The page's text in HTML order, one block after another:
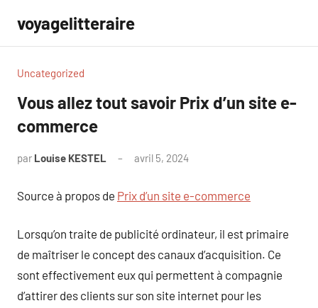
contenu
voyagelitteraire
Uncategorized
Vous allez tout savoir Prix d’un site e-
commerce
par Louise KESTEL avril 5, 2024
Source à propos de Prix d’un site e-commerce
Lorsqu’on traite de publicité ordinateur, il est primaire
de maîtriser le concept des canaux d’acquisition. Ce
sont effectivement eux qui permettent à compagnie
d’attirer des clients sur son site internet pour les